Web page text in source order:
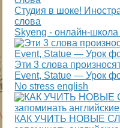
Студия в шоке!
слова
Skyeng - онлайн-школа
Эти 3 слова
Event, Statue — Урок
No stress english
КАК УЧИТЬ НОВЫЕ